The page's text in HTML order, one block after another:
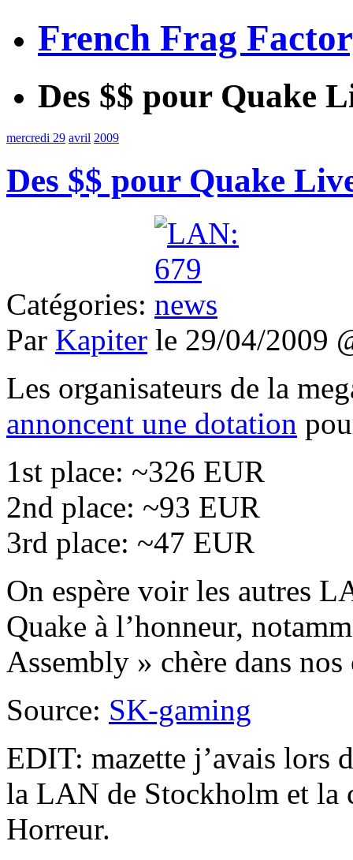
French Frag
Des $$ pour Quake
mercredi 29 avril 2009
Des $$ pour Quake
Catégories:
Par Kapiter le 29/04/2009
Les organisateurs de la
annoncent une dotation
1st place: ~326 EUR
2nd place: ~93 EUR
3rd place: ~47 EUR
On espère voir les autres
Quake à l’honneur,
Assembly » chère dans
Source: SK-gaming
EDIT: mazette j’avais lors
la LAN de Stockholm et la
Horreur.